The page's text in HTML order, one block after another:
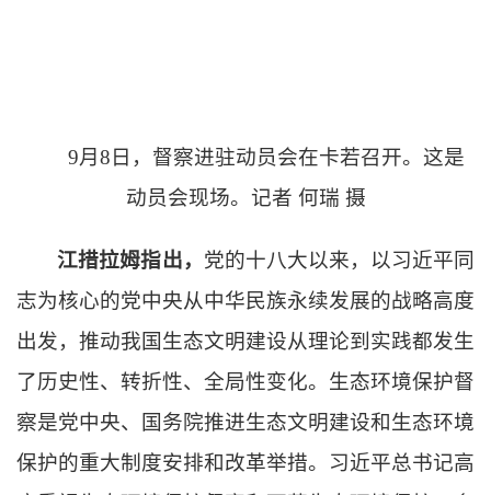
9月8日，督察进驻动员会在卡若召开。这是
动员会现场。记者 何瑞 摄
江措拉姆指出， 党的十八大以来，以习近平同
志为核心的党中央从中华民族永续发展的战略高度
出发，推动我国生态文明建设从理论到实践都发生
了历史性、转折性、全局性变化。生态环境保护督
察是党中央、国务院推进生态文明建设和生态环境
保护的重大制度安排和改革举措。习近平总书记高